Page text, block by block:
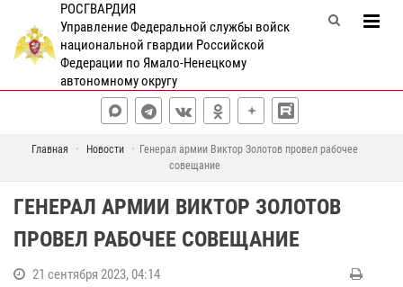
РОСГВАРДИЯ
Управление Федеральной службы войск
национальной гвардии Российской
Федерации по Ямало-Ненецкому
автономному округу
Главная Новости
Генерал армии Виктор Золотов провел рабочее
совещание
ГЕНЕРАЛ АРМИИ ВИКТОР ЗОЛОТОВ
ПРОВЕЛ РАБОЧЕЕ СОВЕЩАНИЕ
21 сентября 2023, 04:14